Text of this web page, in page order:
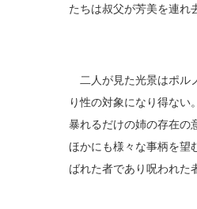
たちは叔父が芳美を連れ
二人が見た光景はポル
り性の対象になり得な
暴れるだけの姉の存在の
ほかにも様々な事柄を望
ばれた者であり呪われた